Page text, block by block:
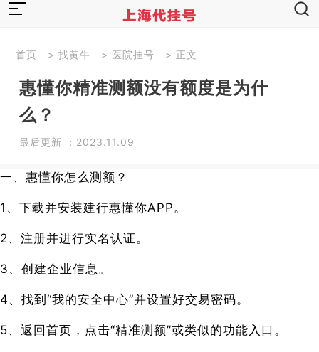
首页 > 找黄牛 > 医院挂号 > 正文
惠懂你精准测额没有额度是为什
么？
最后更新 ：2023.11.09
一、惠懂你怎么测额？
1、下载并安装建行惠懂你APP。
2、注册并进行实名认证。
3、创建企业信息。
4、找到“我的安全中心”并设置好交易密码。
5、返回首页，点击“精准测额”或类似的功能入口。